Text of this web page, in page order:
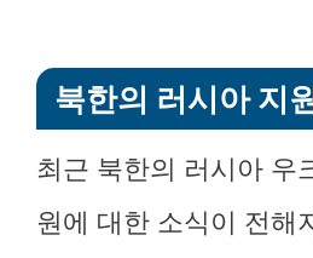
북한의 러시아 지
최근 북한의 러시아 우
원에 대한 소식이 전해